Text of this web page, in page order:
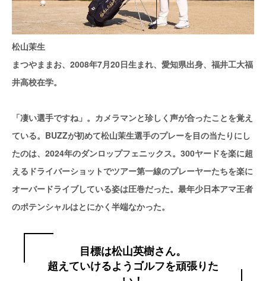
松山茉生
まつやままお、2008年7月20日生まれ、愛知県出身、福井工大福
井高校在学。
「凄い選手ですね」。カメラマンと珍しく声が合ったことを覚え
ている。BUZZが初めて松山茉生選手のプレーを目の当たりにし
たのは、2024年のダンロップフェニックス。300ヤードを楽に超
えるドライバーショットでツアー第一線のプレーヤーたちを楽に
オーバードライブしている姿は圧巻だった。最年少日本アマ王者
のポテンシャルはとにかく半端なかった。
目標は松山英樹さん。
超えていけるようゴルフを頑張りた